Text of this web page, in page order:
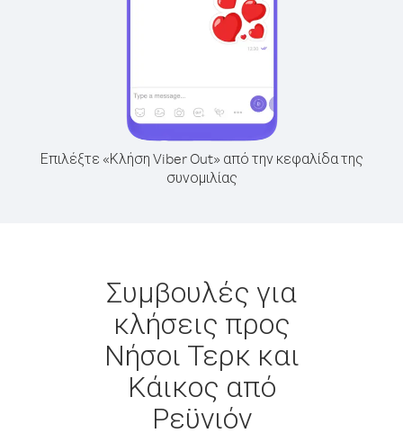
Επιλέξτε «Κλήση Viber Out» από την κεφαλίδα της
συνομιλίας
Συμβουλές για
κλήσεις προς
Νήσοι Τερκ και
Κάικος από
Ρεϋνιόν